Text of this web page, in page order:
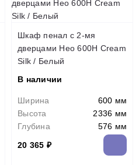
Шкаф пенал с 2-мя
дверцами Нео 600Н Cream
Silk / Белый
В наличии
Ширина
600 мм
Высота
2336 мм
Глубина
576 мм
20 365 ₽